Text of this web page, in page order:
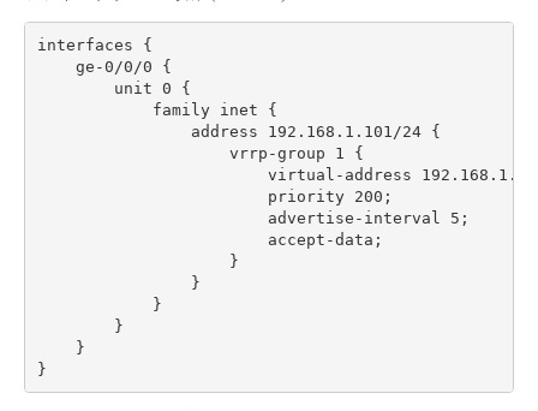
interfaces {
    ge-0/0/0 {
        unit 0 {
            family inet {
                address 192.168.1.101/24 {
                    vrrp-group 1 {
virtual-address
                        priority 200;
                        advertise-interval 5;
                        accept-data;
                    }
                }
            }
        }
    }